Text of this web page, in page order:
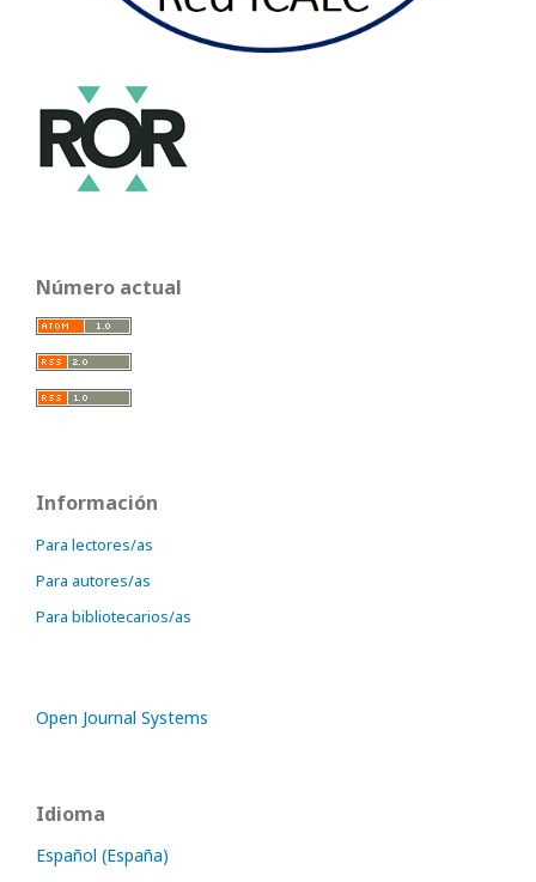
Número actual
Información
Para lectores/as
Para autores/as
Para bibliotecarios/as
Open Journal Systems
Idioma
Español (España)